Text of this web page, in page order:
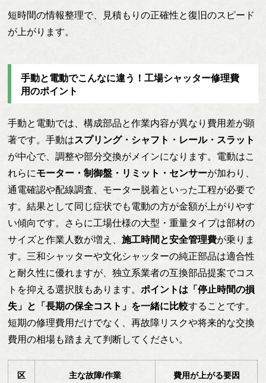
短時間の情報整理で、見積もりの正確性と復旧のスピード
が上がります。
手動と電動でこんなに違う！工場シャッター修理費
用のポイント
手動と電動では、構成部品と作業内容が異なり費用差が顕
著です。手動はスプリング・シャフト・レール・スラット
が中心で、調整や部分交換がメインになります。電動はこ
れらにモーター・制御盤・リミット・センサーが加わり、
通電確認や配線調査、モーター脱着といった工程が必要で
す。結果として同じ症状でも電動の方が金額が上がりやす
い傾向です。さらに工場仕様の大型・重量タイプは部材の
サイズと作業人数が増え、施工時間と安全管理費が乗りま
す。三和シャッターや文化シャッターの純正部品は適合性
と耐久性に優れますが、独立系業者の互換部品提案でコス
トを抑える選択肢もあります。ポイントは「停止時間の損
失」と「長期の保全コスト」を一緒に比較することです。
短期の修理費用だけでなく、再故障リスクや将来的な交換
費用の相場も踏まえて判断してください。
区
主な故障/作業 費用が上がる要因